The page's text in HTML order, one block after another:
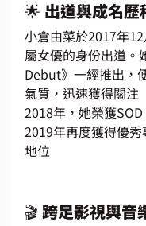
🌟 出道與成名歷
小倉由菜於2017年
屬女優的身份出道。
Debut》一經推出，
氣質，迅速獲得關注
2018年，她榮獲
2019年再度獲得優
地位
🎬 跨足影視與音